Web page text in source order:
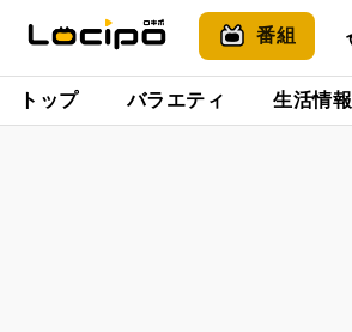
番組
トップ バラエティ 生活情報